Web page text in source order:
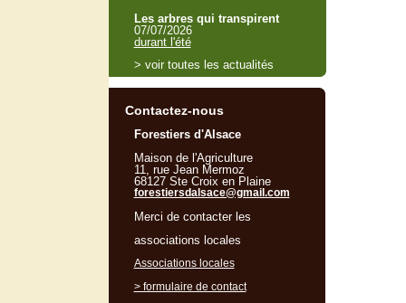
Les arbres qui transpirent
07/07/2026
durant l'été
> voir toutes les actualités
Contactez-nous
Forestiers d'Alsace
Maison de l'Agriculture
11, rue Jean Mermoz
68127 Ste Croix en Plaine
forestiersdalsace@gmail.com
Merci de contacter les
associations locales
Associations locales
> formulaire de contact